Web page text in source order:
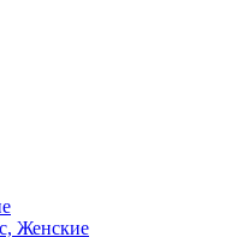
Женские